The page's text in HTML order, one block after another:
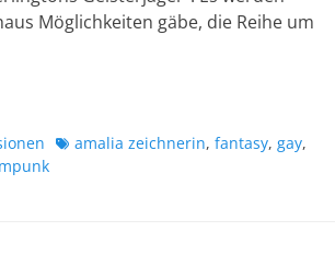
Möglichkeiten gäbe, die Reihe um
Schlagworte
amalia zeichnerin, fantasy, gay,